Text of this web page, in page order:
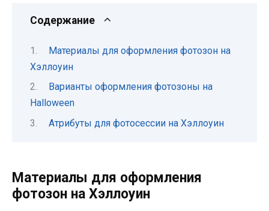
Содержание
Материалы для оформления фотозон на
Хэллоуин
Варианты оформления фотозоны на
Halloween
Атрибуты для фотосессии на Хэллоуин
Материалы для оформления
фотозон на Хэллоуин